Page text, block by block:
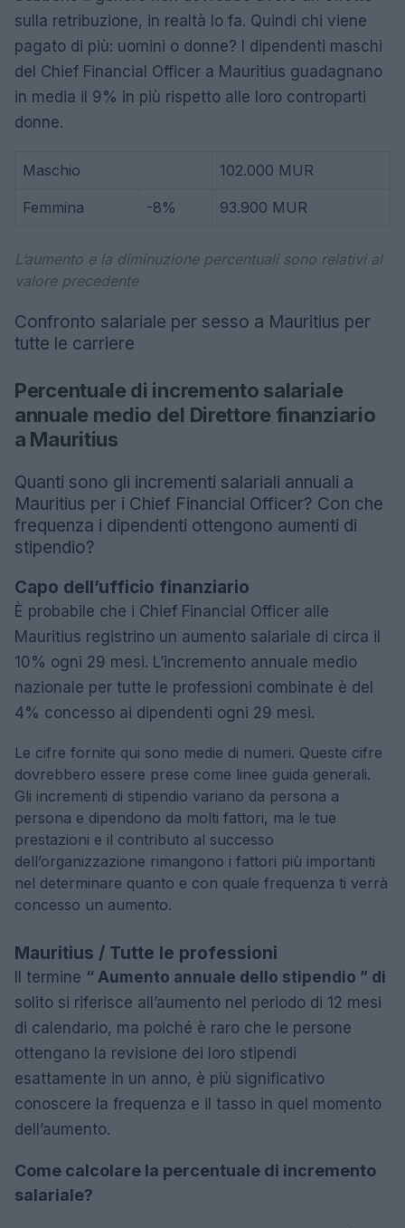
sulla retribuzione, in realtà lo fa. Quindi chi viene
pagato di più: uomini o donne? I dipendenti maschi
del Chief Financial Officer a Mauritius guadagnano
in media il 9% in più rispetto alle loro controparti
donne.
Maschio 102.000 MUR
Femmina -8% 93.900 MUR
L’aumento e la diminuzione percentuali sono relativi al
valore precedente
Confronto salariale per sesso a Mauritius per
tutte le carriere
Percentuale di incremento salariale
annuale medio del Direttore finanziario
a Mauritius
Quanti sono gli incrementi salariali annuali a
Mauritius per i Chief Financial Officer? Con che
frequenza i dipendenti ottengono aumenti di
stipendio?
Capo dell’ufficio finanziario
È probabile che i Chief Financial Officer alle
Mauritius registrino un aumento salariale di circa il
10% ogni 29 mesi. L’incremento annuale medio
nazionale per tutte le professioni combinate è del
4% concesso ai dipendenti ogni 29 mesi.
Le cifre fornite qui sono medie di numeri. Queste cifre
dovrebbero essere prese come linee guida generali.
Gli incrementi di stipendio variano da persona a
persona e dipendono da molti fattori, ma le tue
prestazioni e il contributo al successo
dell’organizzazione rimangono i fattori più importanti
nel determinare quanto e con quale frequenza ti verrà
concesso un aumento.
Mauritius / Tutte le professioni
Il termine “ Aumento annuale dello stipendio ” di
solito si riferisce all’aumento nel periodo di 12 mesi
di calendario, ma poiché è raro che le persone
ottengano la revisione dei loro stipendi
esattamente in un anno, è più significativo
conoscere la frequenza e il tasso in quel momento
dell’aumento.
Come calcolare la percentuale di incremento
salariale?